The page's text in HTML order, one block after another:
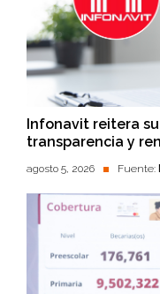
Infonavit reitera
transparencia y
agosto 5, 2026 Fuente: